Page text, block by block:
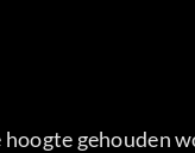
gehouden